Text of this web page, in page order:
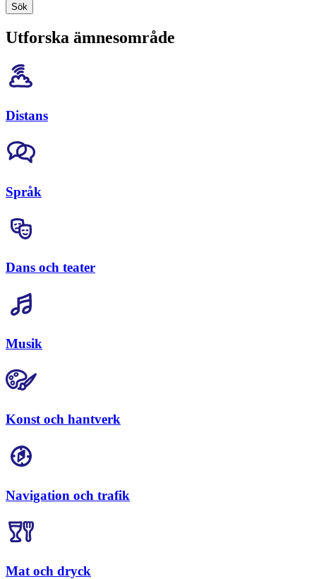
Sök
Utforska ämnesområde
Distans
Språk
Dans och teater
Musik
Konst och hantverk
Navigation och trafik
Mat och dryck